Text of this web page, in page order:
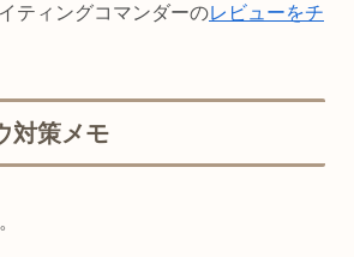
ティングコマンダーのレビューをチ
対策メモ